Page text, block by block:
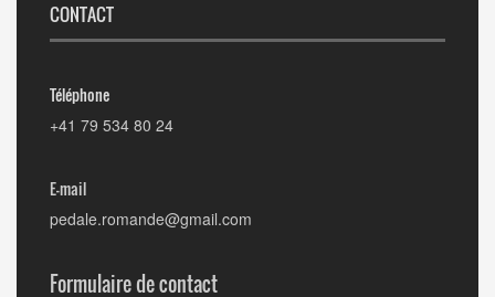
CONTACT
Téléphone
+41 79 534 80 24
E-mail
pedale.romande@gmail.com
Formulaire de contact